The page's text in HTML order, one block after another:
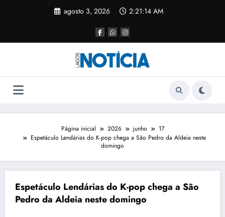
agosto 3, 2026 2:21:14 AM
Página inicial 2026 junho
17
Espetáculo Lendárias do K-pop chega a São Pedro da Aldeia neste
domingo
Espetáculo Lendárias do K-pop chega a São
Pedro da Aldeia neste domingo